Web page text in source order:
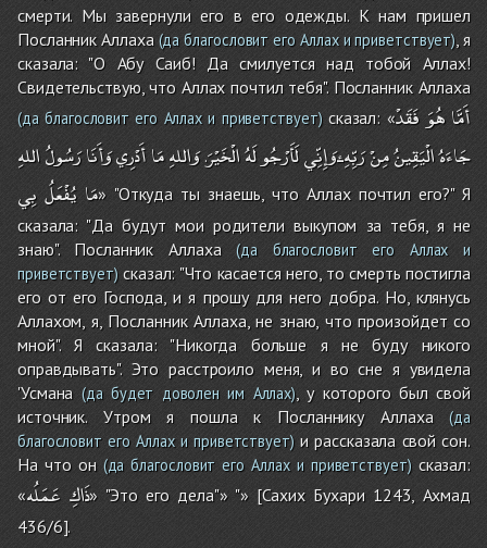
смерти. Мы завернули его в его одежды. К нам пришел
Посланник Аллаха(да благословит его Аллах и приветствует) , я
сказала: "О Абу Саиб! Да смилуется над тобой Аллах!
Свидетельствую, что Аллах почтил тебя". Посланник Аллаха
(да благословит его Аллах и приветствует)сказал: « أَمَّاهُوَفَقَدْ
جَاءَهُالْيَقِينُمِنْرَبِّهِ،وَإِنِّيلَأَرْجُولَهُالْخَيْرَ.وَاللهِمَاأَدْرِيوَأَنَارَسُولُاللهِ
مَا يُفْعَلُ بِي
» "Откуда ты знаешь, что Аллах почтил его?" Я
сказала: "Да будут мои родители выкупом за тебя, я не
знаю". Посланник Аллаха(да благословит его Аллах и
приветствует)сказал: "Что касается него, то смерть постигла
его от его Господа, и я прошу для него добра. Но, клянусь
Аллахом, я, Посланник Аллаха, не знаю, что произойдет со
мной". Я сказала: "Никогда больше я не буду никого
оправдывать". Это расстроило меня, и во сне я увидела
'Усмана (да будет доволен им Аллах) , у которого был свой
источник. Утром я пошла к Посланнику Аллаха(да
благословит его Аллах и приветствует)и рассказала свой сон.
На что он(да благословит его Аллах и приветствует)сказал:
«
ذَاكِ عَمَلُه
» "Это его дела"» "» [Сахих Бухари 1243, Ахмад
436/6].